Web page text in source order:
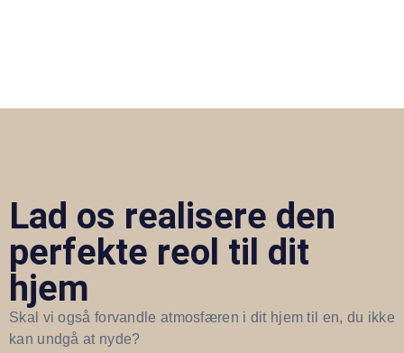
Lad os realisere den
perfekte reol til dit
hjem
Skal vi også forvandle atmosfæren i dit hjem til en, du ikke
kan undgå at nyde?